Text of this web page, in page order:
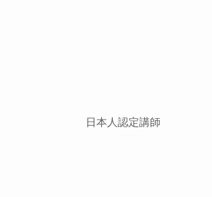
日本人認定講師